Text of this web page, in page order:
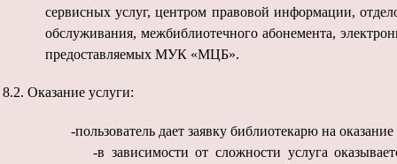
сервисных услуг, центром правовой информации,
обслуживания, межбиблиотечного абонемента,
предоставляемых МУК «МЦБ».
8.2. Оказание услуги:
-пользователь дает заявку библиотекарю на
-в зависимости от сложности услуга